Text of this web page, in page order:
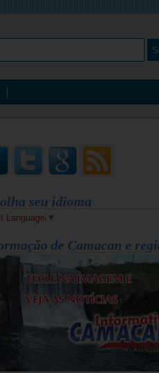
seu idioma
Language ▼
de Camacan e